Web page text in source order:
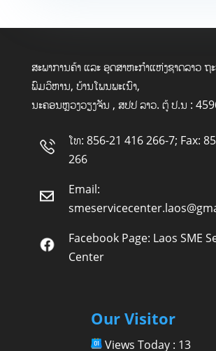
ສະພາການຄ້າ ແລະ ອຸດສາຫະກໍາແຫ່ງຊາດລາວ
ພົມວິຫານ, ບ້ານໂພນພະເນົາ,
ນະຄອນຫຼວງວຽງຈັນ , ສປປ ລາວ. ຕູ້ ປ.ນ :
ໂທ: 856-21 416 266-7; Fax:
266
Email:
Facebook Page: Laos SME
Center
Our Visitor
Views Today : 13